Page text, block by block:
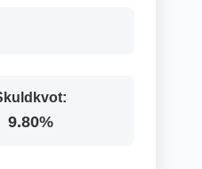
9.80%